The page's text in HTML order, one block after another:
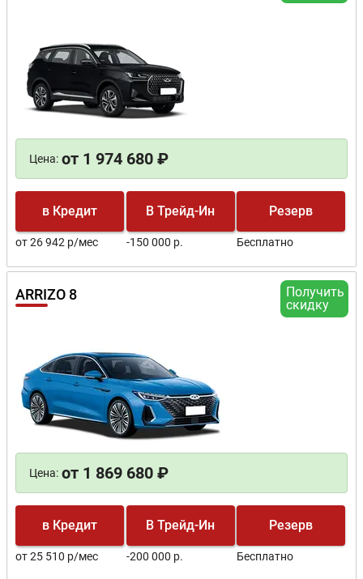
Цена: от 1 974 680 ₽
в Кредит
от 26 942 р/мес
В Трейд-Ин
-150 000 р.
Резерв
Бесплатно
Получить
скидку
ARRIZO 8
Цена: от 1 869 680 ₽
в Кредит
от 25 510 р/мес
В Трейд-Ин
-200 000 р.
Резерв
Бесплатно